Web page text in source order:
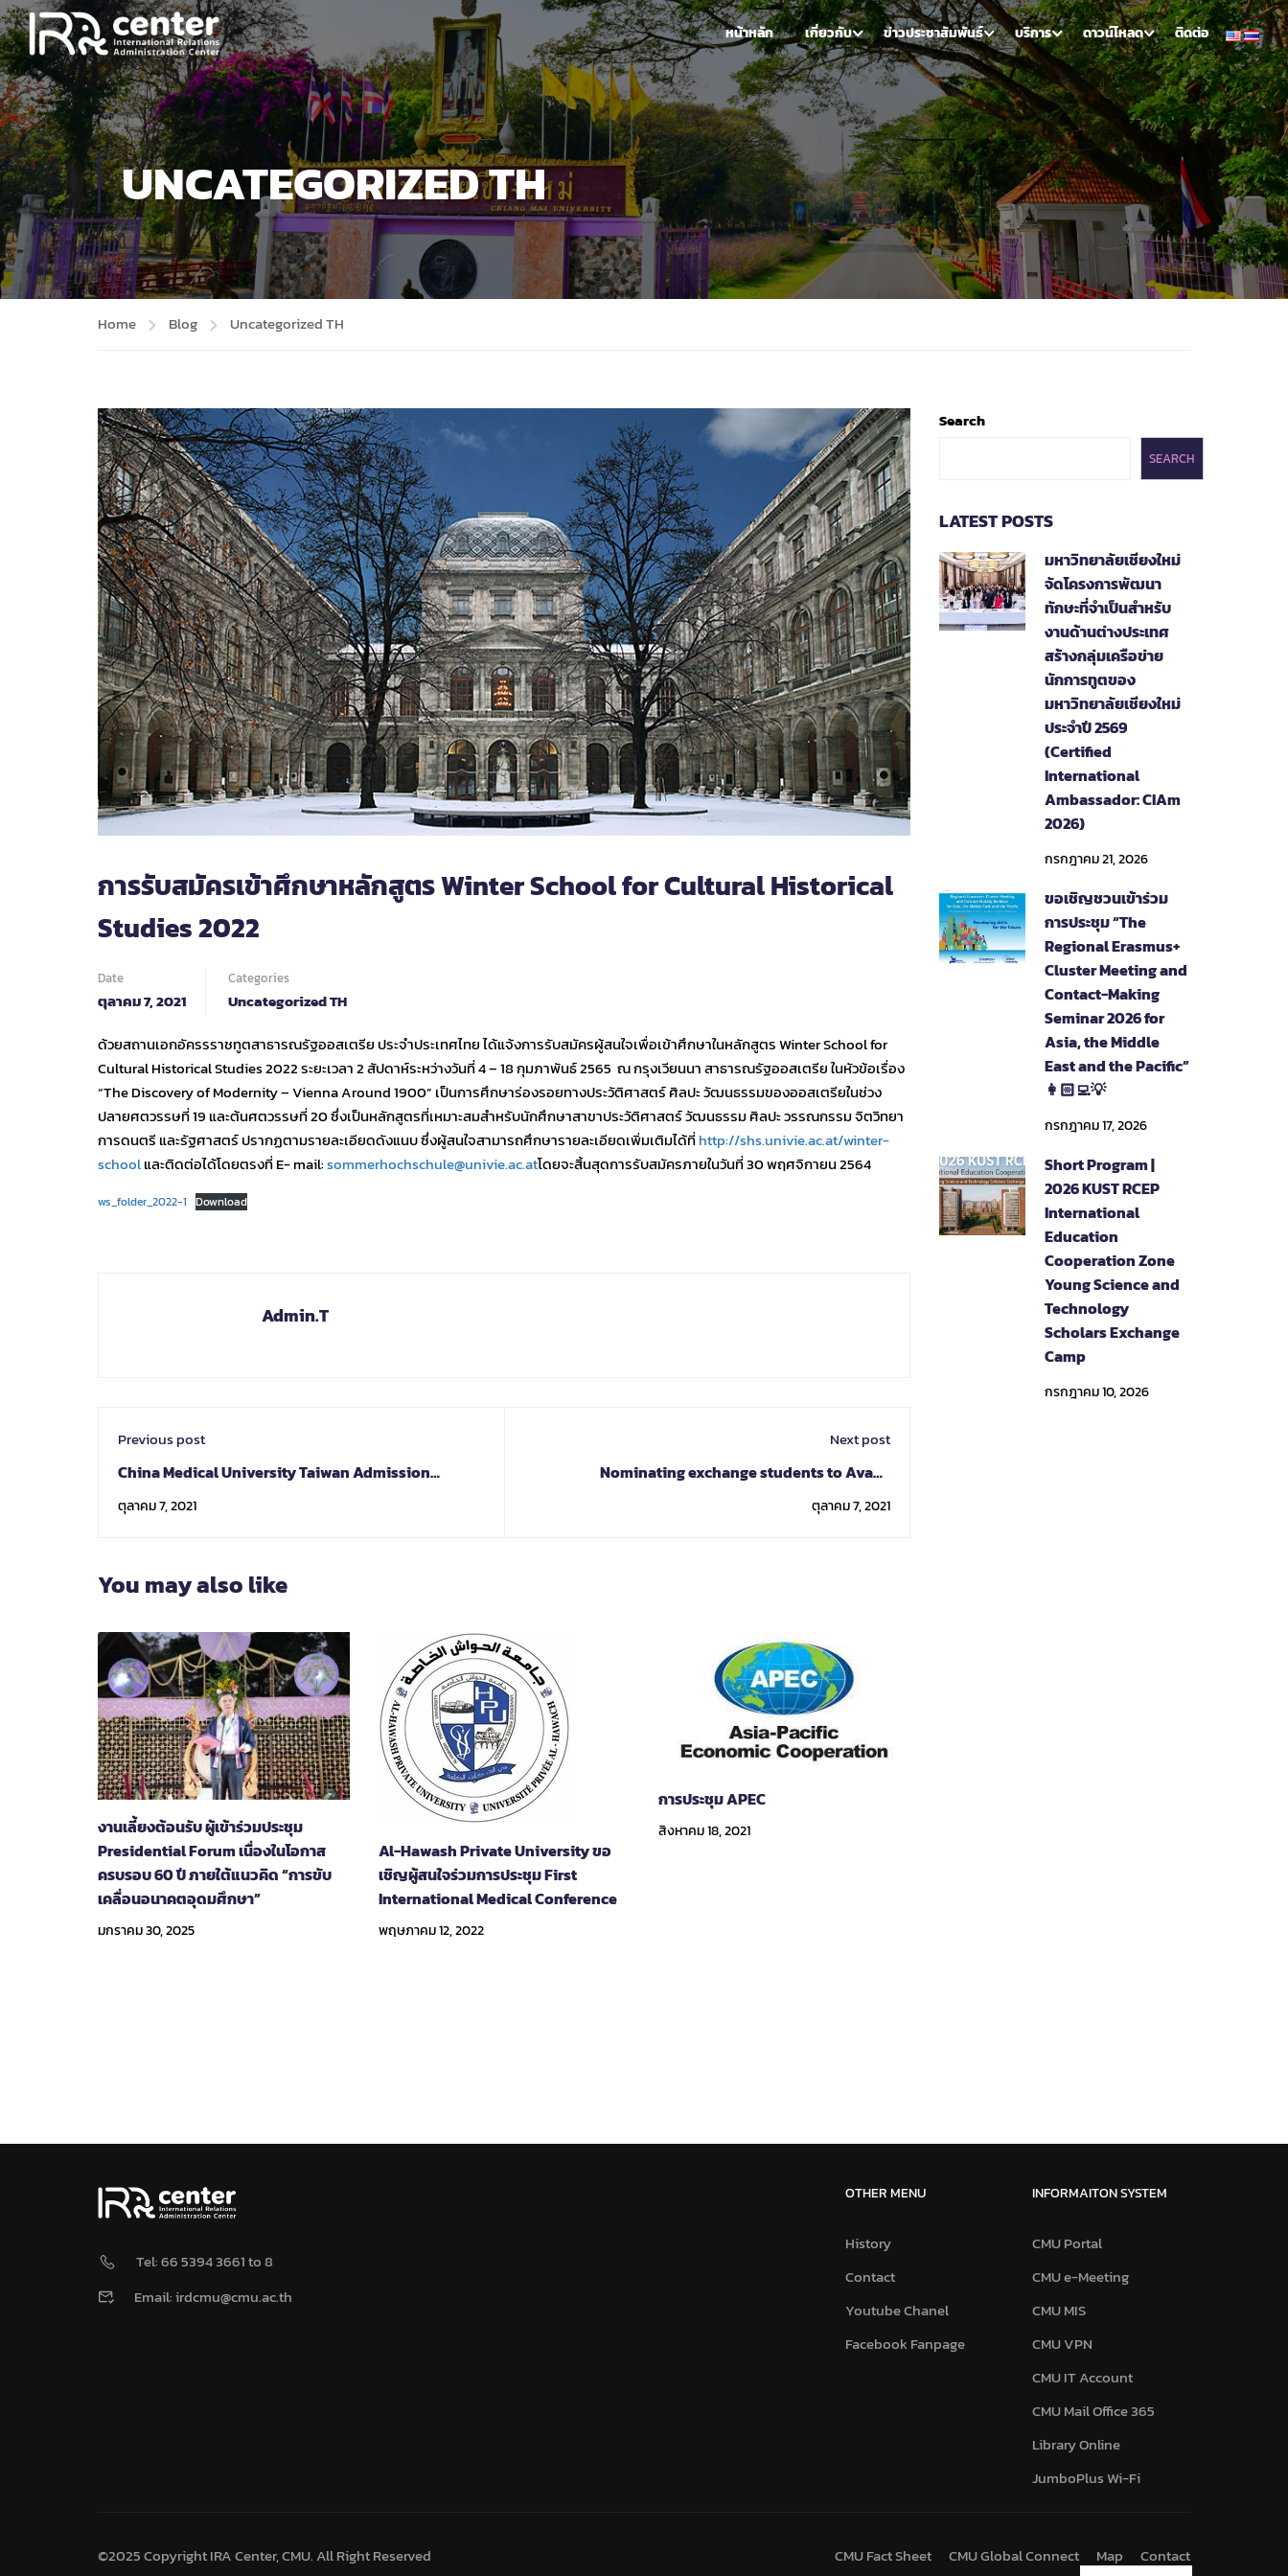
หน้าหลัก เกี่ยวกับ ข่าวประชาสัมพันธ์ บริการ ดาวน์โหลด ติดต่อ
UNCATEGORIZED TH
Home Blog Uncategorized TH
การรับสมัครเข้าศึกษาหลักสูตร Winter School for Cultural Historical
Studies 2022
Date
ตุลาคม 7, 2021
Categories
Uncategorized TH
ด้วยสถานเอกอัครรราชทูตสาธารณรัฐออสเตรีย ประจำประเทศไทย ได้แจ้งการรับสมัครผู้สนใจเพื่อเข้าศึกษาในหลักสูตร Winter School for
Cultural Historical Studies 2022 ระยะเวลา 2 สัปดาห์ระหว่างวันที่ 4 – 18 กุมภาพันธ์ 2565 ณ กรุงเวียนนา สาธารณรัฐออสเตรีย ในหัวข้อเรื่อง
“The Discovery of Modernity – Vienna Around 1900” เป็นการศึกษาร่องรอยทางประวัติศาสตร์ ศิลปะ วัฒนธรรมของออสเตรียในช่วง
ปลายศตวรรษที่ 19 และต้นศตวรรษที่ 20 ซึ่งเป็นหลักสูตรที่เหมาะสมสำหรับนักศึกษาสาขาประวัติศาสตร์ วัฒนธรรม ศิลปะ วรรณกรรม จิตวิทยา
การดนตรี และรัฐศาสตร์ ปรากฏตามรายละเอียดดังแนบ ซึ่งผู้สนใจสามารถศึกษารายละเอียดเพิ่มเติมได้ที่http://shs.univie.ac.at/winter-
schoolและติดต่อได้โดยตรงที่ E- mail:sommerhochschule@univie.ac.atโดยจะสิ้นสุดการรับสมัครภายในวันที่ 30 พฤศจิกายน 2564
ws_folder_2022-1 Download
Admin.T
Previous post
China Medical University Taiwan Admission
Information-2022 Spring
ตุลาคม 7, 2021
Next post
Nominating exchange students to Avans
University of Applied Sciences
ตุลาคม 7, 2021
You may also like
งานเลี้ยงต้อนรับ ผู้เข้าร่วมประชุม
Presidential Forum เนื่องในโอกาส
ครบรอบ 60 ปี ภายใต้แนวคิด “การขับ
เคลื่อนอนาคตอุดมศึกษา”
มกราคม 30, 2025
Al-Hawash Private University ขอ
เชิญผู้สนใจร่วมการประชุม First
International Medical Conference
พฤษภาคม 12, 2022
การประชุม APEC
สิงหาคม 18, 2021
Search
SEARCH
LATEST POSTS
มหาวิทยาลัยเชียงใหม่
จัดโครงการพัฒนา
ทักษะที่จำเป็นสำหรับ
งานด้านต่างประเทศ
สร้างกลุ่มเครือข่าย
นักการทูตของ
มหาวิทยาลัยเชียงใหม่
ประจำปี 2569
(Certified
International
Ambassador: CIAm
2026)
กรกฎาคม 21, 2026
ขอเชิญชวนเข้าร่วม
การประชุม “The
Regional Erasmus+
Cluster Meeting and
Contact-Making
Seminar 2026 for
Asia, the Middle
East and the Pacific”
👩🏻‍💻💡
กรกฎาคม 17, 2026
Short Program |
2026 KUST RCEP
International
Education
Cooperation Zone
Young Science and
Technology
Scholars Exchange
Camp
กรกฎาคม 10, 2026
Tel: 66 5394 3661 to 8
Email: irdcmu@cmu.ac.th
OTHER MENU
History
Contact
Youtube Chanel
Facebook Fanpage
INFORMAITON SYSTEM
CMU Portal
CMU e-Meeting
CMU MIS
CMU VPN
CMU IT Account
CMU Mail Office 365
Library Online
JumboPlus Wi-Fi
©2025 Copyright IRA Center, CMU. All Right Reserved CMU Fact Sheet CMU Global Connect Map Contact